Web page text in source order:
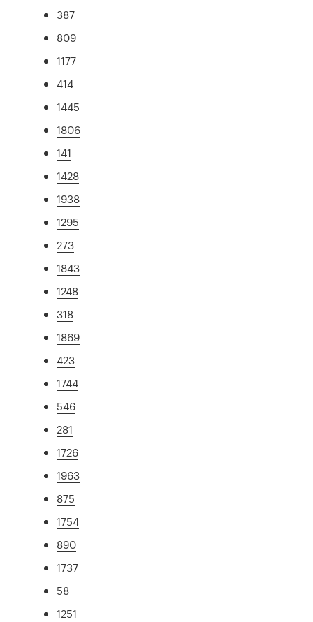
387
809
1177
414
1445
1806
141
1428
1938
1295
273
1843
1248
318
1869
423
1744
546
281
1726
1963
875
1754
890
1737
58
1251